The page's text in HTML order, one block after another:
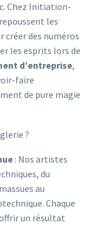
Chez Initiation-
repoussent les
créer des numéros
les esprits lors de
d’entreprise,
faire
de pure magie
?
: Nos artistes
du
au
Chaque
un résultat